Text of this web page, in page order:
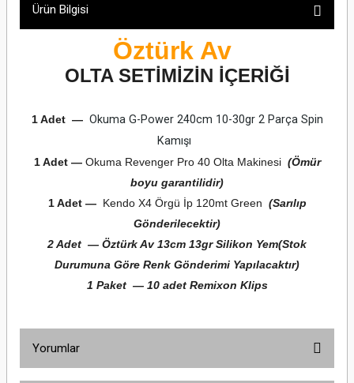
Ürün Bilgisi
Öztürk Av
OLTA SETİMİZİN İÇERİĞİ
1 Adet — Okuma G-Power 240cm 10-30gr 2 Parça Spin
Kamışı
1 Adet—Okuma Revenger Pro 40 Olta Makinesi (Ömür
boyu garantilidir)
1 Adet — Kendo X4 Örgü İp 120mt Green (Sarılıp
Gönderilecektir)
2 Adet — Öztürk Av 13cm 13gr Silikon Yem(Stok
Durumuna Göre Renk Gönderimi Yapılacaktır)
1 Paket —10 adet Remixon Klips
Yorumlar